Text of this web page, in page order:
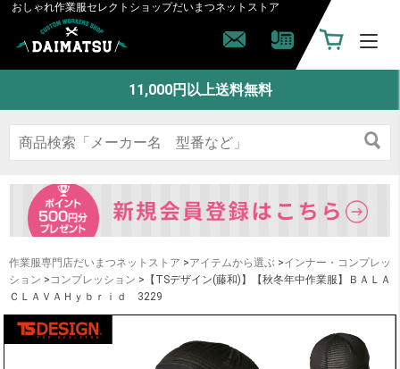
おしゃれ作業服セレクトショップだいまつネットストア
11,000円以上送料無料
作業服専門店だいまつネットストア >アイテムから選ぶ >インナー・コンプレッ
ション > コンプレッション >【TSデザイン(藤和)】【秋冬年中作業服】ＢＡＬＡ
ＣＬＡＶＡＨｙｂｒｉｄ 3229